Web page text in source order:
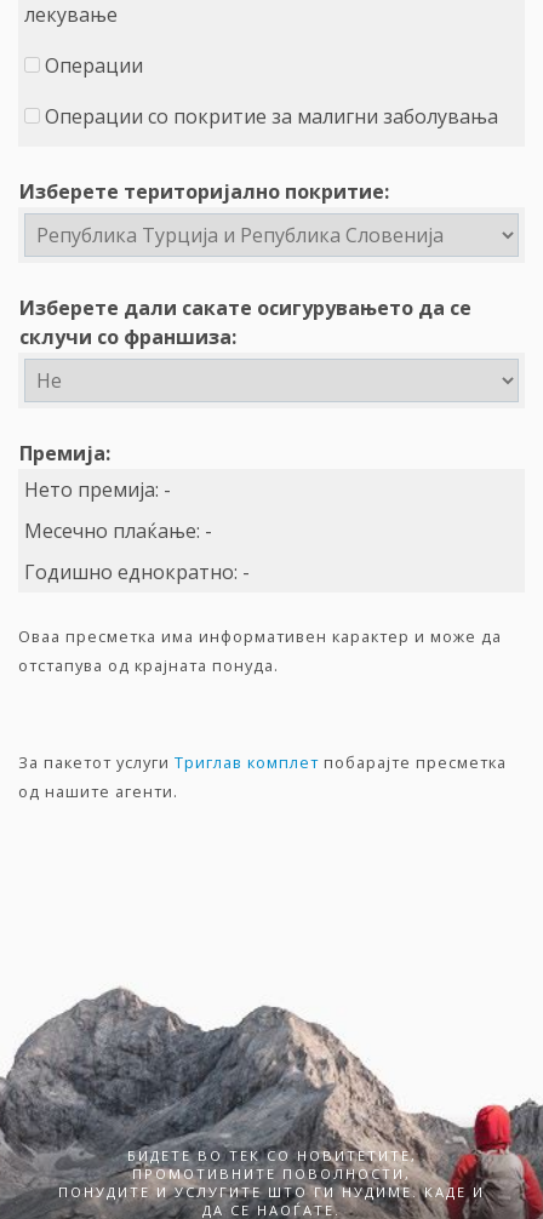
лекување
Операции
Операции со покритие за малигни заболувања
Изберете територијално покритие:
Изберете дали сакате осигурувањето да се
склучи со франшиза:
Премија:
Нето премија: -
Месечно плаќање: -
Годишно еднократно: -
Оваа пресметка има информативен карактер и може да
отстапува од крајната понуда.
За пакетот услуги Триглав комплет побарајте пресметка
од нашите агенти.
БИДЕТЕ ВО ТЕК СО НОВИТЕТИТЕ,
ПРОМОТИВНИТЕ ПОВОЛНОСТИ,
ПОНУДИТЕ И УСЛУГИТЕ ШТО ГИ НУДИМЕ. КАДЕ И
ДА СЕ НАОЃАТЕ.